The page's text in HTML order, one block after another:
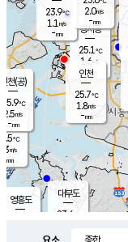
의도
℃
m/s
mm
영흥도
대부도
23.6
경서동
25.1℃
1.6 m/s
-mm
23.9℃
1.1 m/s
-mm
2.0m/s
-mm
인천(공)
25.9℃
2.5m/s
-mm
인천
25.7℃
1.8m/s
-mm